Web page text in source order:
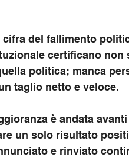
cifra del fallimento
certificano
politica; manca
taglio netto e veloce.
è andata
un solo risultato
e rinviato